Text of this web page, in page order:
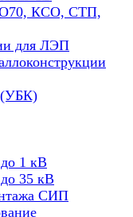
КСО, СТП,
для ЛЭП
(УБК)
1 кВ
35 кВ
СИП